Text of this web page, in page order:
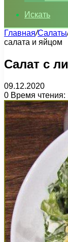
Искать
Главная/Салаты
салата и яйцом
Cалат с
09.12.2020
0 Время чтения: